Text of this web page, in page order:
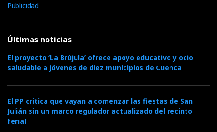
Publicidad
Últimas noticias
El proyecto ‘La Brújula’ ofrece apoyo educativo y ocio
saludable a jóvenes de diez municipios de Cuenca
El PP critica que vayan a comenzar las fiestas de San
Julián sin un marco regulador actualizado del recinto
ferial